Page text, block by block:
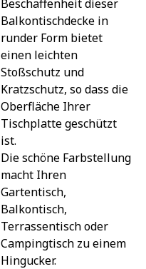
Beschaffenheit dieser
Balkontischdecke in
runder Form bietet
einen leichten
Stoßschutz und
Kratzschutz, so dass die
Oberfläche Ihrer
Tischplatte geschützt
ist.
Die schöne Farbstellung
macht Ihren
Gartentisch,
Balkontisch,
Terrassentisch oder
Campingtisch zu einem
Hingucker.